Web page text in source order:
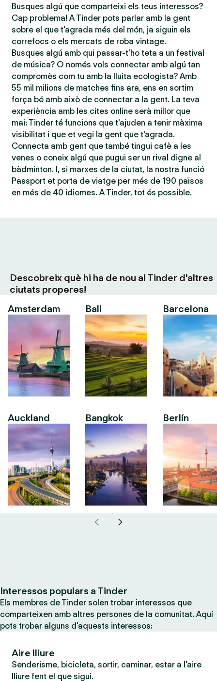
Busques algú que comparteixi els teus interessos?
Cap problema! A Tinder pots parlar amb la gent
sobre el que t'agrada més del món, ja siguin els
correfocs o els mercats de roba vintage.
Busques algú amb qui passar-t'ho teta a un festival
de música? O només vols connectar amb algú tan
compromès com tu amb la lluita ecologista? Amb
55 mil milions de matches fins ara, ens en sortim
força bé amb això de connectar a la gent. La teva
experiència amb les cites online serà millor que
mai: Tinder té funcions que t'ajuden a tenir màxima
visibilitat i que et vegi la gent que t'agrada.
Connecta amb gent que també tingui cafè a les
venes o coneix algú que pugui ser un rival digne al
bàdminton. I, si marxes de la ciutat, la nostra funció
Passport et porta de viatge per més de 190 països
en més de 40 idiomes. A Tinder, tot és possible.
Descobreix què hi ha de nou al Tinder d'altres
ciutats properes!
Amsterdam
Auckland
Bali
Bangkok
Barcelona
Berlín
Interessos populars a Tinder
Els membres de Tinder solen trobar interessos que
comparteixen amb altres persones de la comunitat. Aquí
pots trobar alguns d'aquests interessos:
Aire lliure
Senderisme, bicicleta, sortir, caminar, estar a l'aire
lliure fent el que sigui.